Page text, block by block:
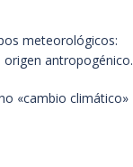
meteorológicos:
antropogénico.
«cambio climático»